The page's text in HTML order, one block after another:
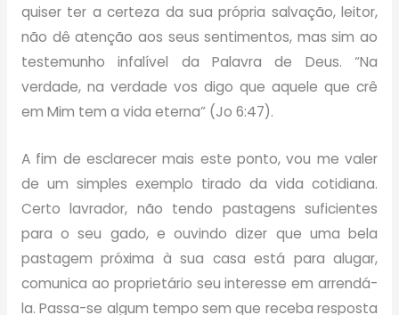
quiser ter a certeza da sua própria salvação, leitor,
não dê atenção aos seus sentimentos, mas sim ao
testemunho infalível da Palavra de Deus. “Na
verdade, na verdade vos digo que aquele que crê
em Mim tem a vida eterna” (Jo 6:47).
A fim de esclarecer mais este ponto, vou me valer
de um simples exemplo tirado da vida cotidiana.
Certo lavrador, não tendo pastagens suficientes
para o seu gado, e ouvindo dizer que uma bela
pastagem próxima à sua casa está para alugar,
comunica ao proprietário seu interesse em arrendá-
la. Passa-se algum tempo sem que receba resposta